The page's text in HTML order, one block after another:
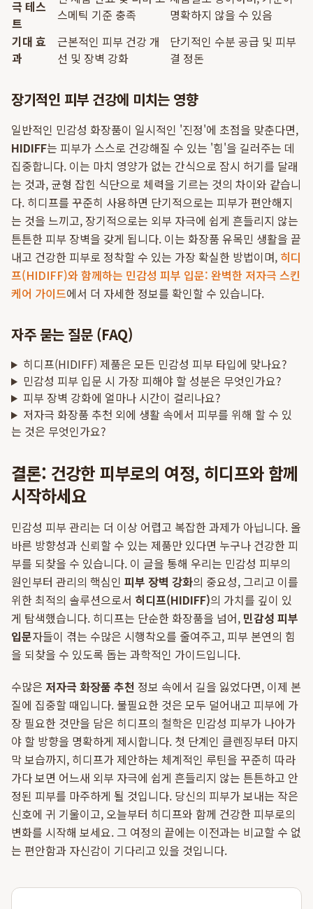
극 테스
트
스메틱 기준 충족
명확하지 않을 수 있음
기대 효
과
근본적인 피부 건강 개
선 및 장벽 강화
단기적인 수분 공급 및 피부
결 정돈
장기적인 피부 건강에 미치는 영향
일반적인 민감성 화장품이 일시적인 '진정'에 초점을 맞춘다면,
HIDIFF는 피부가 스스로 건강해질 수 있는 '힘'을 길러주는 데
집중합니다. 이는 마치 영양가 없는 간식으로 잠시 허기를 달래
는 것과, 균형 잡힌 식단으로 체력을 기르는 것의 차이와 같습니
다. 히디프를 꾸준히 사용하면 단기적으로는 피부가 편안해지
는 것을 느끼고, 장기적으로는 외부 자극에 쉽게 흔들리지 않는
튼튼한 피부 장벽을 갖게 됩니다. 이는 화장품 유목민 생활을 끝
내고 건강한 피부로 정착할 수 있는 가장 확실한 방법이며, 히디
프(HIDIFF)와 함께하는 민감성 피부 입문: 완벽한 저자극 스킨
케어 가이드에서 더 자세한 정보를 확인할 수 있습니다.
자주 묻는 질문 (FAQ)
히디프(HIDIFF) 제품은 모든 민감성 피부 타입에 맞나요?
민감성 피부 입문 시 가장 피해야 할 성분은 무엇인가요?
피부 장벽 강화에 얼마나 시간이 걸리나요?
저자극 화장품 추천 외에 생활 속에서 피부를 위해 할 수 있
는 것은 무엇인가요?
결론: 건강한 피부로의 여정, 히디프와 함께
시작하세요
민감성 피부 관리는 더 이상 어렵고 복잡한 과제가 아닙니다. 올
바른 방향성과 신뢰할 수 있는 제품만 있다면 누구나 건강한 피
부를 되찾을 수 있습니다. 이 글을 통해 우리는 민감성 피부의
원인부터 관리의 핵심인 피부 장벽 강화의 중요성, 그리고 이를
위한 최적의 솔루션으로서 히디프(HIDIFF)의 가치를 깊이 있
게 탐색했습니다. 히디프는 단순한 화장품을 넘어, 민감성 피부
입문자들이 겪는 수많은 시행착오를 줄여주고, 피부 본연의 힘
을 되찾을 수 있도록 돕는 과학적인 가이드입니다.
수많은 저자극 화장품 추천 정보 속에서 길을 잃었다면, 이제 본
질에 집중할 때입니다. 불필요한 것은 모두 덜어내고 피부에 가
장 필요한 것만을 담은 히디프의 철학은 민감성 피부가 나아가
야 할 방향을 명확하게 제시합니다. 첫 단계인 클렌징부터 마지
막 보습까지, 히디프가 제안하는 체계적인 루틴을 꾸준히 따라
가다 보면 어느새 외부 자극에 쉽게 흔들리지 않는 튼튼하고 안
정된 피부를 마주하게 될 것입니다. 당신의 피부가 보내는 작은
신호에 귀 기울이고, 오늘부터 히디프와 함께 건강한 피부로의
변화를 시작해 보세요. 그 여정의 끝에는 이전과는 비교할 수 없
는 편안함과 자신감이 기다리고 있을 것입니다.